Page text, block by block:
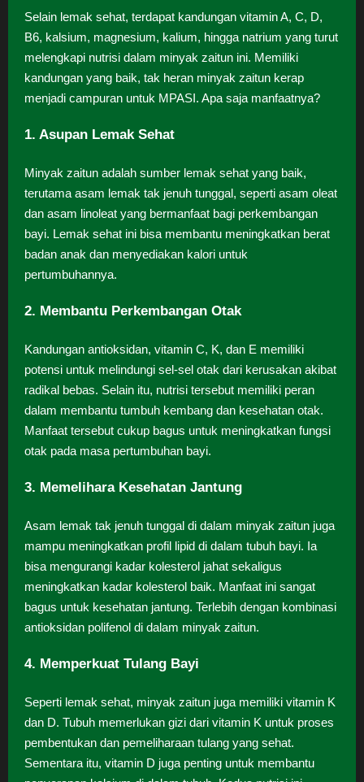
Selain lemak sehat, terdapat kandungan vitamin A, C, D,
B6, kalsium, magnesium, kalium, hingga natrium yang turut
melengkapi nutrisi dalam minyak zaitun ini. Memiliki
kandungan yang baik, tak heran minyak zaitun kerap
menjadi campuran untuk MPASI. Apa saja manfaatnya?
1. Asupan Lemak Sehat
Minyak zaitun adalah sumber lemak sehat yang baik,
terutama asam lemak tak jenuh tunggal, seperti asam oleat
dan asam linoleat yang bermanfaat bagi perkembangan
bayi. Lemak sehat ini bisa membantu meningkatkan berat
badan anak dan menyediakan kalori untuk
pertumbuhannya.
2. Membantu Perkembangan Otak
Kandungan antioksidan, vitamin C, K, dan E memiliki
potensi untuk melindungi sel-sel otak dari kerusakan akibat
radikal bebas. Selain itu, nutrisi tersebut memiliki peran
dalam membantu tumbuh kembang dan kesehatan otak.
Manfaat tersebut cukup bagus untuk meningkatkan fungsi
otak pada masa pertumbuhan bayi.
3. Memelihara Kesehatan Jantung
Asam lemak tak jenuh tunggal di dalam minyak zaitun juga
mampu meningkatkan profil lipid di dalam tubuh bayi. Ia
bisa mengurangi kadar kolesterol jahat sekaligus
meningkatkan kadar kolesterol baik. Manfaat ini sangat
bagus untuk kesehatan jantung. Terlebih dengan kombinasi
antioksidan polifenol di dalam minyak zaitun.
4. Memperkuat Tulang Bayi
Seperti lemak sehat, minyak zaitun juga memiliki vitamin K
dan D. Tubuh memerlukan gizi dari vitamin K untuk proses
pembentukan dan pemeliharaan tulang yang sehat.
Sementara itu, vitamin D juga penting untuk membantu